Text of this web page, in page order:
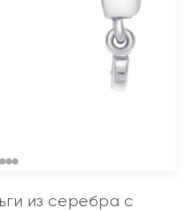
из серебра с